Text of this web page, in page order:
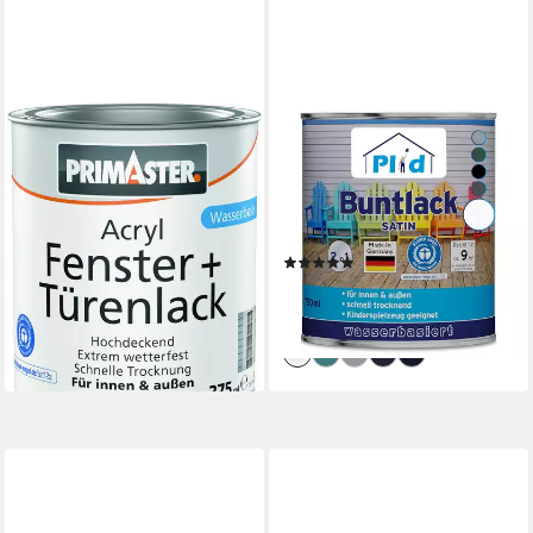
PRIMASTER
Acryl-Buntlack Primaster
Acryl Fenster + Türenlack
(31,04 €/ 1 l)
lieferbar - in 2-3 Werktagen bei dir
PLID
Acryl-Buntlack Möbellack
Buntlack Holzfarbe Türenlack
Acryllack Möbelfarbe
Holzfarbe
(4)
ab 22,90 €
(30,53 €/ 1 l)
lieferbar - in 2-3 Werktagen bei dir